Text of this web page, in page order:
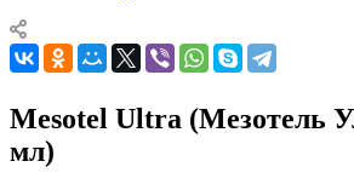
Mesotel Ultra (Мезотель
мл)